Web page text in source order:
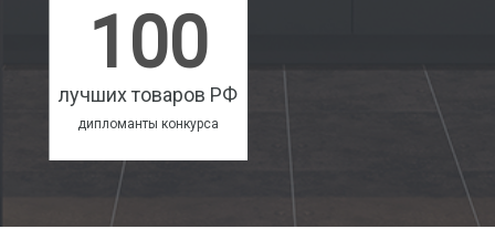
100
лучших товаров РФ
дипломанты конкурса